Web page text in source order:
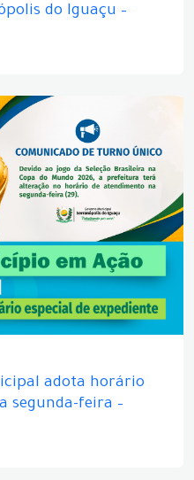
do Iguaçu –
adota horário
segunda-feira –